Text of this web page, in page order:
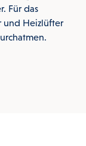
Für das
und Heizlüfter